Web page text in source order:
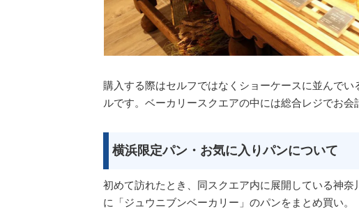
購入する際はセルフではなくショーケースに並んで
ルです。ベーカリースクエアの中には総合レジでお会
横浜限定パン・お気に入りパンについて
初めて訪れたとき、同スクエア内に展開している神
に「ジュウニブンベーカリー」のパンをまとめ買い。